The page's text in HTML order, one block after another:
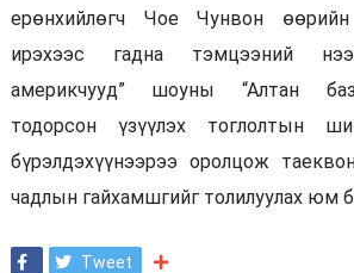
ерөнхийлөгч Чое Чунвон
ирэхээс гадна тэмцээний
америкчууд” шоуны “Алтан
тодорсон үзүүлэх тоглолтын
бүрэлдэхүүнээрээ оролцож
чадлын гайхамшгийг толилуулах юм
Tweet